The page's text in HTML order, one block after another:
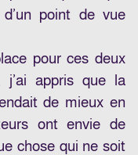
point de vue
pour ces deux
j’ai appris que la
de mieux en
ont envie de
chose qui ne soit